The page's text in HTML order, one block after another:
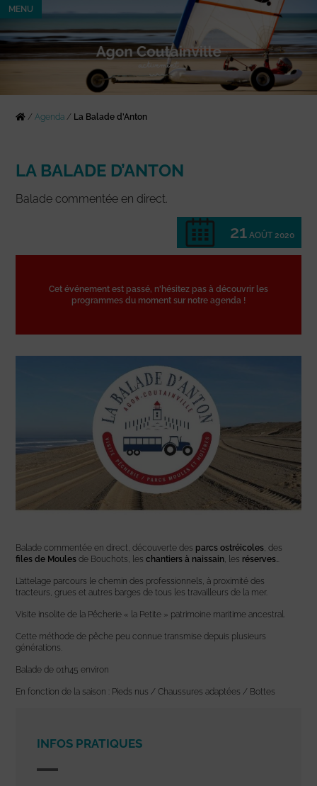
MENU
/Agenda / La Balade d’Anton
LA BALADE D’ANTON
Balade commentée en direct.
21 AOÛT 2020
Cet événement est passé, n'hésitez pas à découvrir les
programmes du moment sur notre agenda !
Balade commentée en direct, découverte des parcs ostréicoles , des
files de Moules de Bouchots, leschantiers à naissain , les réserves
L’attelage parcours le chemin des professionnels, à proximité des
tracteurs, grues et autres barges de tous les travailleurs de la mer.
Visite insolite de la Pêcherie « la Petite » patrimoine maritime ancestral.
Cette méthode de pêche peu connue transmise depuis plusieurs
générations.
Balade de 01h45 environ
En fonction de la saison : Pieds nus / Chaussures adaptées / Bottes
INFOS PRATIQUES